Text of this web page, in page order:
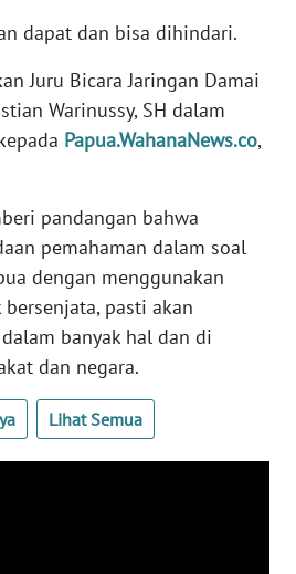
dapat dan bisa dihindari.
Juru Bicara Jaringan Damai
Warinussy, SH dalam
Papua.WahanaNews.co,
pandangan bahwa
pemahaman dalam soal
dengan menggunakan
pasti akan
banyak hal dan di
dan negara.
Lihat Semua